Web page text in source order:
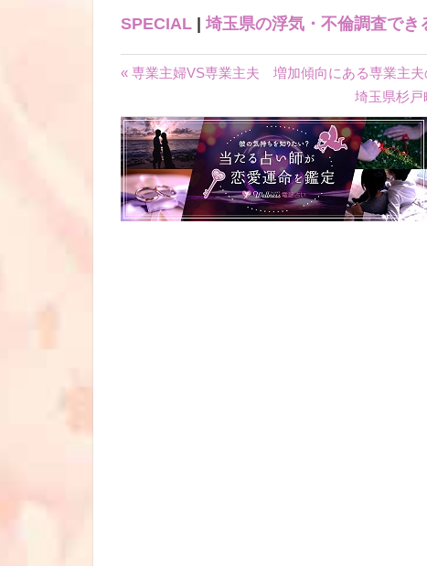
SPECIAL 埼玉県の浮気・不倫調査でき
稿
ナ
ビ
« 専業主婦VS専業主夫 増加傾向にある専業主夫
埼玉県杉